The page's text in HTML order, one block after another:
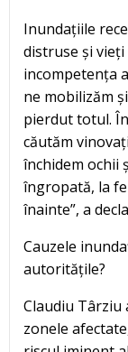
Inundațiile
distruse și
incompetența
ne mobilizăm
pierdut totul.
căutăm
închidem ochii
îngropată, la
înainte”, a
Cauzele
autoritățile?
Claudiu
zonele